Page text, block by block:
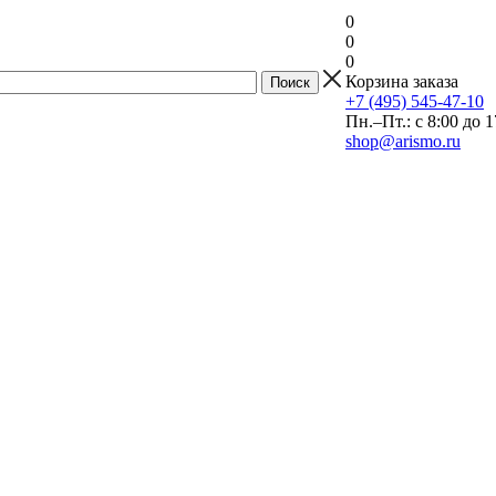
0
0
0
Корзина заказа
+7 (495) 545-47-10
Пн.–Пт.: с 8:00 до
shop@arismo.ru